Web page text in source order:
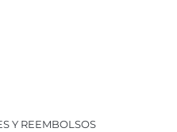
Y REEMBOLSOS